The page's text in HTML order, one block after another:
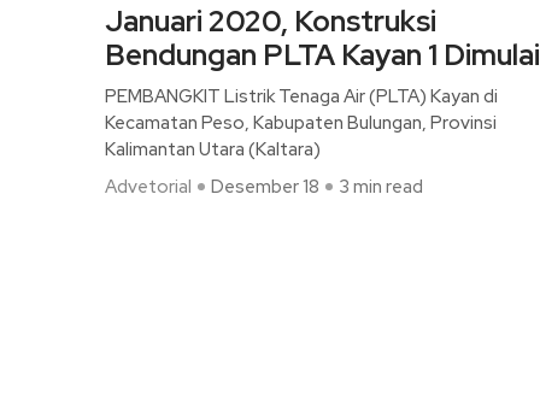
Januari 2020, Konstruksi
Bendungan PLTA Kayan 1 Dimulai
PEMBANGKIT Listrik Tenaga Air (PLTA) Kayan di
Kecamatan Peso, Kabupaten Bulungan, Provinsi
Kalimantan Utara (Kaltara)
Advetorial
Desember 18 3 min read